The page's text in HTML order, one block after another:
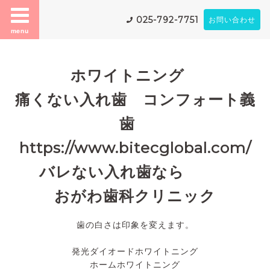
menu
025-792-7751 お問い合わせ
ホワイトニング
痛くない入れ歯 コンフォート義
歯
https://www.bitecglobal.com/
バレない入れ歯なら
おがわ歯科クリニック
歯の白さは印象を変えます。
発光ダイオードホワイトニング
ホームホワイトニング